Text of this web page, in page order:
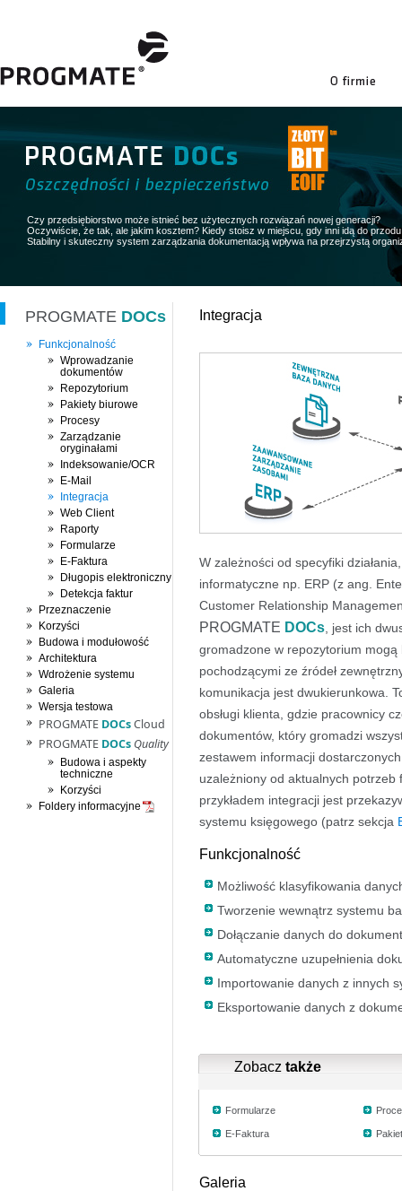
Czy przedsiębiorstwo może istnieć bez użytecznych rozwiązań nowej generacji?
Oczywiście, że tak, ale jakim kosztem? Kiedy stoisz w miejscu, gdy inni idą do
Stabilny i skuteczny system zarządzania dokumentacją wpływa na przejrzystą
PROGMATE DOCs
Funkcjonalność
Wprowadzanie
dokumentów
Repozytorium
Pakiety biurowe
Procesy
Zarządzanie
oryginałami
Indeksowanie/OCR
E-Mail
Integracja
Web Client
Raporty
Formularze
E-Faktura
Długopis elektroniczny
Detekcja faktur
Przeznaczenie
Korzyści
Budowa i modułowość
Architektura
Wdrożenie systemu
Galeria
Wersja testowa
PROGMATE DOCsCloud
PROGMATE DOCs Quality
Budowa i aspekty
techniczne
Korzyści
Foldery informacyjne
Integracja
W zależności od specyfiki
informatyczne np. ERP (z ang.
Customer Relationship
PROGMATE DOCs , jest ich
gromadzone w repozytorium
pochodzącymi ze źródeł
komunikacja jest dwukierunkowa.
obsługi klienta, gdzie pracownicy
dokumentów, który gromadzi
zestawem informacji
uzależniony od aktualnych
przykładem integracji jest
systemu księgowego (patrz sekcja
Funkcjonalność
Możliwość klasyfikowania
Tworzenie wewnątrz systemu
Dołączanie danych do
Automatyczne uzupełnienia
Importowanie danych z innych
Eksportowanie danych z
Zobacz także
Formularze
E-Faktura
Galeria